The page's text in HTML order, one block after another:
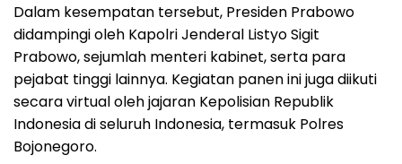
Dalam kesempatan tersebut, Presiden Prabowo
didampingi oleh Kapolri Jenderal Listyo Sigit
Prabowo, sejumlah menteri kabinet, serta para
pejabat tinggi lainnya. Kegiatan panen ini juga diikuti
secara virtual oleh jajaran Kepolisian Republik
Indonesia di seluruh Indonesia, termasuk Polres
Bojonegoro.